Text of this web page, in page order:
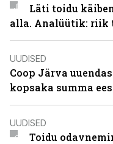
Läti toidu
alla. Analüütik: riik
UUDISED
Coop Järva
kopsaka summa
UUDISED
Toidu